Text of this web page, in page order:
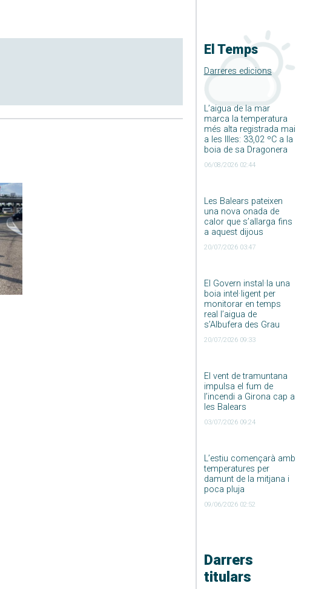
El Temps
Darreres edicions
L’aigua de la mar
marca la temperatura
més alta registrada mai
a les Illes: 33,02 ºC a la
boia de sa Dragonera
06/08/2026 02:44
Les Balears pateixen
una nova onada de
calor que s’allarga fins
a aquest dijous
20/07/2026 03:47
El Govern instal·la una
boia intel·ligent per
monitorar en temps
real l’aigua de
s’Albufera des Grau
20/07/2026 09:33
El vent de tramuntana
impulsa el fum de
l’incendi a Girona cap a
les Balears
03/07/2026 09:24
L’estiu començarà amb
temperatures per
damunt de la mitjana i
poca pluja
09/06/2026 02:52
Darrers
titulars